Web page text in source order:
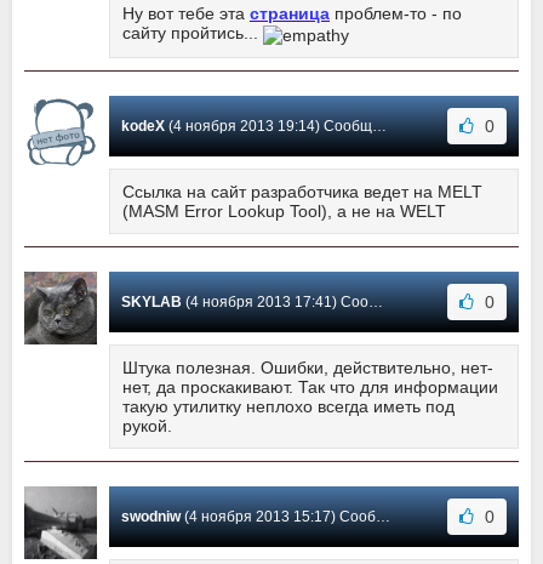
Ну вот тебе эта страница проблем-то - по
сайту пройтись...
kodeX(4 ноября 2013 19:14) Сообщение #5 0
Ссылка на сайт разработчика ведет на MELT
(MASM Error Lookup Tool), а не на WELT
SKYLAB(4 ноября 2013 17:41) Сообщение #4 0
Штука полезная. Ошибки, действительно, нет-
нет, да проскакивают. Так что для информации
такую утилитку неплохо всегда иметь под
рукой.
swodniw(4 ноября 2013 15:17) Сообщение #3 0